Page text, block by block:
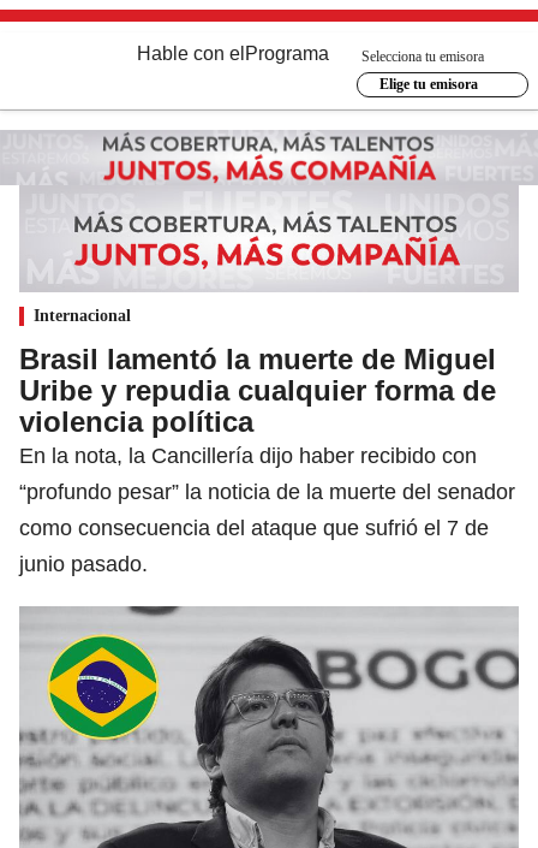
Hable con el Programa
Selecciona tu emisora
Elige tu emisora
Internacional
Brasil lamentó la muerte de Miguel
Uribe y repudia cualquier forma de
violencia política
En la nota, la Cancillería dijo haber recibido con
“profundo pesar” la noticia de la muerte del senador
como consecuencia del ataque que sufrió el 7 de
junio pasado.